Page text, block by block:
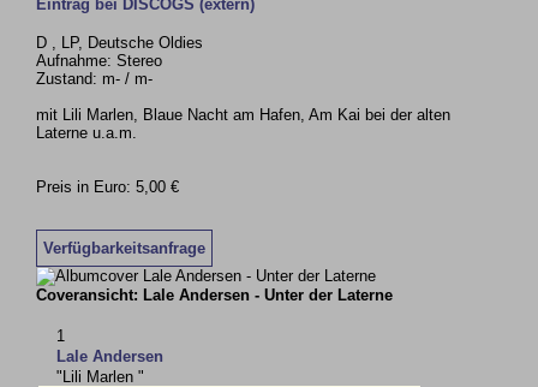
Eintrag bei DISCOGS (extern)
D , LP, Deutsche Oldies
Aufnahme: Stereo
Zustand: m- / m-
mit Lili Marlen, Blaue Nacht am Hafen, Am Kai bei der alten
Laterne u.a.m.
Preis in Euro: 5,00 €
Verfügbarkeitsanfrage
Coveransicht: Lale Andersen - Unter der Laterne
1
Lale Andersen
"Lili Marlen "